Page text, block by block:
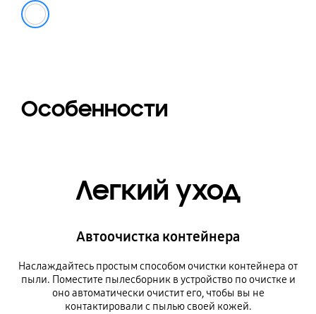
Особенности
Легкий уход
Автоочистка контейнера
Наслаждайтесь простым способом очистки контейнера от
пыли. Поместите пылесборник в устройство по очистке и
оно автоматически очистит его, чтобы вы не
контактировали с пылью своей кожей.